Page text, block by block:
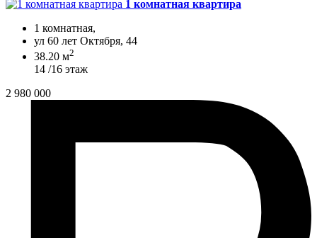
1 комнатная квартира
1 комнатная,
ул 60 лет Октября, 44
38.20 м2
14 /16 этаж
2 980 000